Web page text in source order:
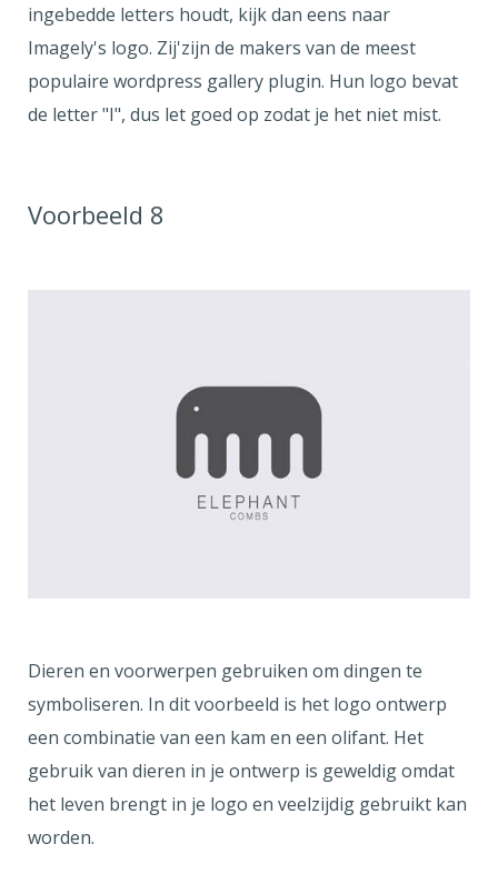
ingebedde letters houdt, kijk dan eens naar
Imagely's logo. Zij'zijn de makers van de meest
populaire wordpress gallery plugin. Hun logo bevat
de letter "I", dus let goed op zodat je het niet mist.
Voorbeeld 8
Dieren en voorwerpen gebruiken om dingen te
symboliseren. In dit voorbeeld is het logo ontwerp
een combinatie van een kam en een olifant. Het
gebruik van dieren in je ontwerp is geweldig omdat
het leven brengt in je logo en veelzijdig gebruikt kan
worden.